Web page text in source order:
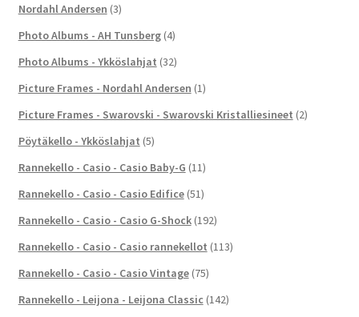
Nordahl Andersen (3)
Photo Albums - AH Tunsberg (4)
Photo Albums - Ykköslahjat (32)
Picture Frames - Nordahl Andersen (1)
Picture Frames - Swarovski - Swarovski Kristalliesineet (2)
Pöytäkello - Ykköslahjat (5)
Rannekello - Casio - Casio Baby-G (11)
Rannekello - Casio - Casio Edifice (51)
Rannekello - Casio - Casio G-Shock (192)
Rannekello - Casio - Casio rannekellot (113)
Rannekello - Casio - Casio Vintage (75)
Rannekello - Leijona - Leijona Classic (142)